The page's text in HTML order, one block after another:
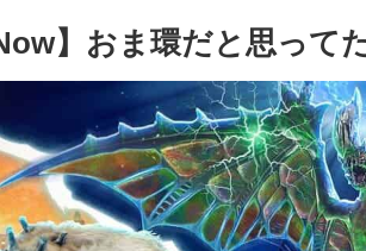
】おま環だと思っ